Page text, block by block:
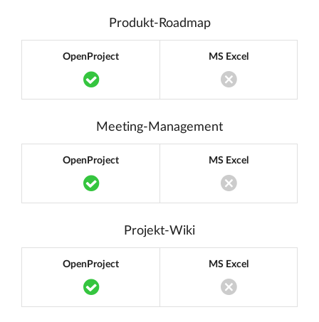
Produkt-Roadmap
OpenProject
Translation missing:
MS Excel
Translation
Meeting-Management
OpenProject
Translation missing:
MS Excel
Translation
Projekt-Wiki
OpenProject
Translation missing:
MS Excel
Translation